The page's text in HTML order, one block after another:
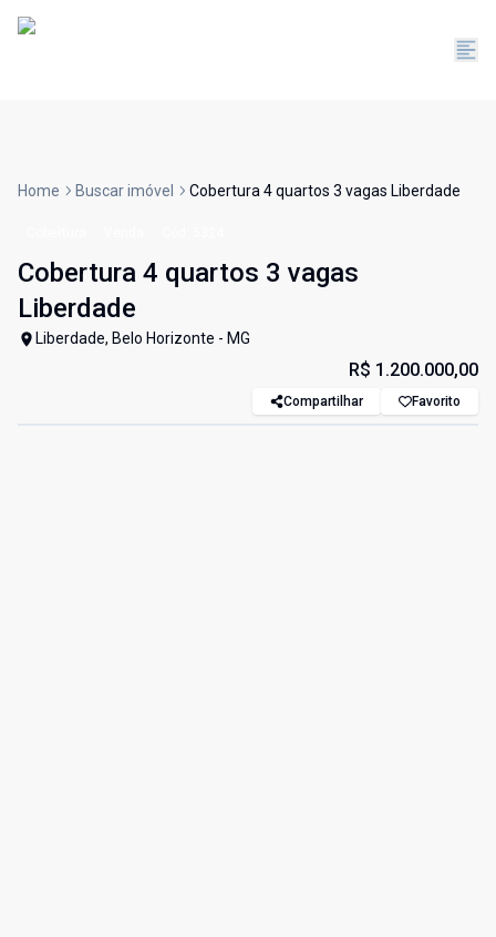
Home Buscar imóvel Cobertura 4 quartos 3 vagas Liberdade
Cobertura 4 quartos 3 vagas
Liberdade
Liberdade, Belo Horizonte - MG
R$ 1.200.000,00
Compartilhar Favorito